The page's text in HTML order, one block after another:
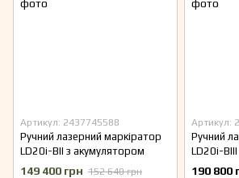
Артикул: 2437745588
Ручний лазерний маркіратор
LD20i-BII з акумулятором
149 400 грн 152 640 грн
Артикул:
Ручний
LD20i-
190 800